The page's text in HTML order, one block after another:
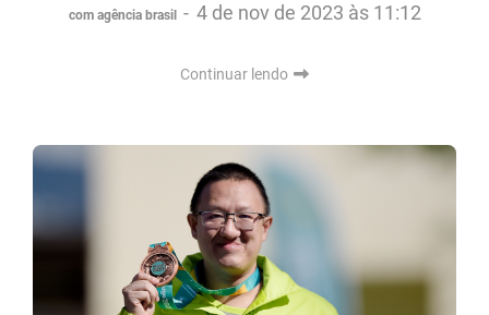
com agência brasil - 4 de nov de 2023 às 11:12
Continuar lendo